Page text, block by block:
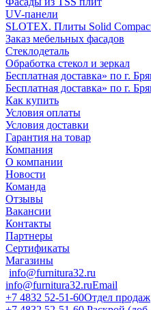
UV-панели
SLOTEX. Плиты Solid
Заказ мебельных фасадов
Стеклодеталь
Обработка стекол и зеркал
Бесплатная доставка» по г.
Бесплатная доставка» по г.
Как купить
Условия оплаты
Условия доставки
Гарантия на товар
Компания
О компании
Новости
Команда
Отзывы
Вакансии
Контакты
Партнеры
Сертификаты
Магазины
info@furnitura32.ru
info@furnitura32.ruEmail
+7 4832 52-51-60Отдел продаж